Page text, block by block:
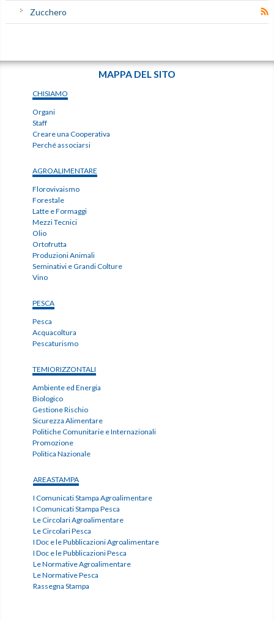
Zucchero
MAPPA DEL SITO
CHISIAMO
Organi
Staff
Creare una Cooperativa
Perché associarsi
AGROALIMENTARE
Florovivaismo
Forestale
Latte e Formaggi
Mezzi Tecnici
Olio
Ortofrutta
Produzioni Animali
Seminativi e Grandi Colture
Vino
PESCA
Pesca
Acquacoltura
Pescaturismo
TEMIORIZZONTALI
Ambiente ed Energia
Biologico
Gestione Rischio
Sicurezza Alimentare
Politiche Comunitarie e Internazionali
Promozione
Politica Nazionale
AREASTAMPA
I Comunicati Stampa Agroalimentare
I Comunicati Stampa Pesca
Le Circolari Agroalimentare
Le Circolari Pesca
I Doc e le Pubblicazioni Agroalimentare
I Doc e le Pubblicazioni Pesca
Le Normative Agroalimentare
Le Normative Pesca
Rassegna Stampa